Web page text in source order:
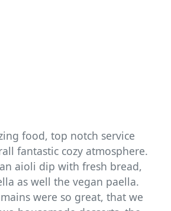
food, top notch service
fantastic cozy atmosphere.
aioli dip with fresh bread,
as well the vegan paella.
were so great, that we